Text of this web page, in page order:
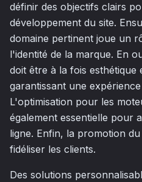
définir des objectifs clairs
développement du site.
domaine pertinent joue un
l'identité de la marque. En
doit être à la fois esthétique
garantissant une
L'optimisation pour les
également essentielle pour
ligne. Enfin, la promotion
fidéliser les clients.
Des solutions